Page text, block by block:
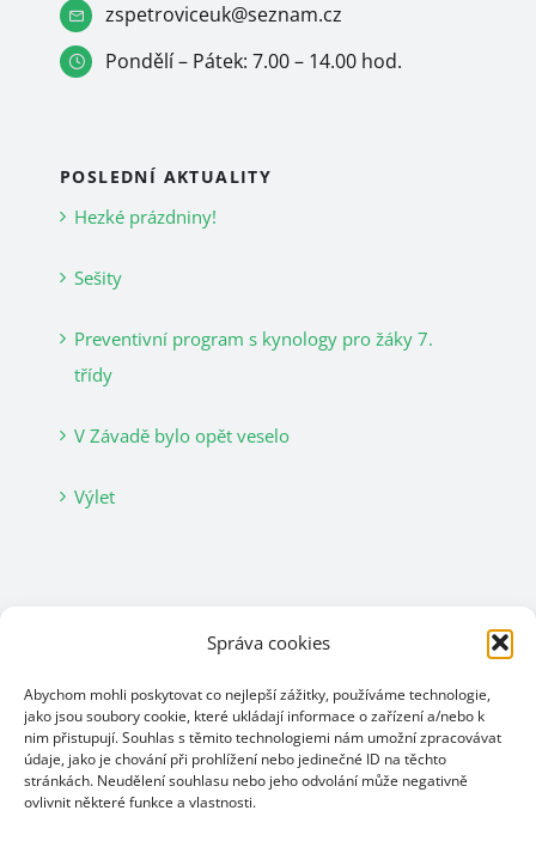
Správa cookies
Abychom mohli poskytovat co nejlepší zážitky, používáme technologie,
jako jsou soubory cookie, které ukládají informace o zařízení a/nebo k
nim přistupují. Souhlas s těmito technologiemi nám umožní zpracovávat
údaje, jako je chování při prohlížení nebo jedinečné ID na těchto
stránkách. Neudělení souhlasu nebo jeho odvolání může negativně
ovlivnit některé funkce a vlastnosti.
zspetroviceuk@seznam.cz
Pondělí – Pátek: 7.00 – 14.00 hod.
POSLEDNÍ AKTUALITY
Hezké prázdniny!
Sešity
Preventivní program s kynology pro žáky 7.
třídy
V Závadě bylo opět veselo
Výlet
Bakaláři
Jídelna
Kontakty